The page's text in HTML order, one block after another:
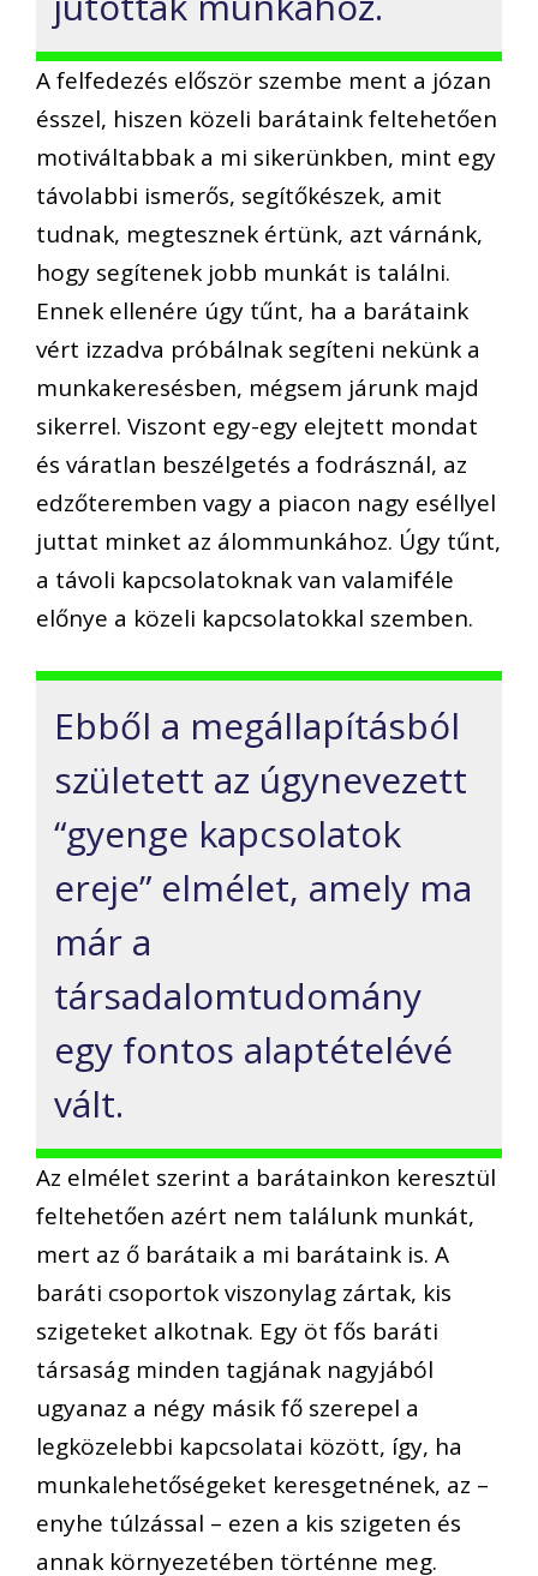
A felfedezés először szembe ment a józan
ésszel, hiszen közeli barátaink feltehetően
motiváltabbak a mi sikerünkben, mint egy
távolabbi ismerős, segítőkészek, amit
tudnak, megtesznek értünk, azt várnánk,
hogy segítenek jobb munkát is találni.
Ennek ellenére úgy tűnt, ha a barátaink
vért izzadva próbálnak segíteni nekünk a
munkakeresésben, mégsem járunk majd
sikerrel. Viszont egy-egy elejtett mondat
és váratlan beszélgetés a fodrásznál, az
edzőteremben vagy a piacon nagy eséllyel
juttat minket az álommunkához. Úgy tűnt,
a távoli kapcsolatoknak van valamiféle
előnye a közeli kapcsolatokkal szemben.
Ebből a megállapításból
született az úgynevezett
“gyenge kapcsolatok
ereje” elmélet, amely ma
már a
társadalomtudomány
egy fontos alaptételévé
vált.
Az elmélet szerint a barátainkon keresztül
feltehetően azért nem találunk munkát,
mert az ő barátaik a mi barátaink is. A
baráti csoportok viszonylag zártak, kis
szigeteket alkotnak. Egy öt fős baráti
társaság minden tagjának nagyjából
ugyanaz a négy másik fő szerepel a
legközelebbi kapcsolatai között, így, ha
munkalehetőségeket keresgetnének, az –
enyhe túlzással – ezen a kis szigeten és
annak környezetében történne meg.